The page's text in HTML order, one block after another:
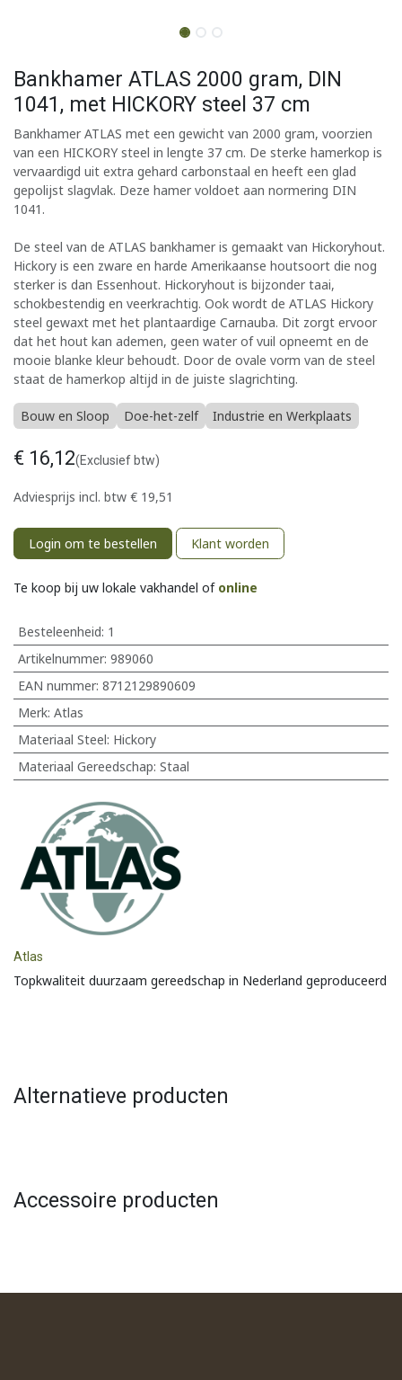
Bankhamer ATLAS 2000 gram, DIN
1041, met HICKORY steel 37 cm
Bankhamer ATLAS met een gewicht van 2000 gram, voorzien
van een HICKORY steel in lengte 37 cm. De sterke hamerkop is
vervaardigd uit extra gehard carbonstaal en heeft een glad
gepolijst slagvlak. Deze hamer voldoet aan normering DIN
1041.
De steel van de ATLAS bankhamer is gemaakt van Hickoryhout.
Hickory is een zware en harde Amerikaanse houtsoort die nog
sterker is dan Essenhout. Hickoryhout is bijzonder taai,
schokbestendig en veerkrachtig. Ook wordt de ATLAS Hickory
steel gewaxt met het plantaardige Carnauba. Dit zorgt ervoor
dat het hout kan ademen, geen water of vuil opneemt en de
mooie blanke kleur behoudt. Door de ovale vorm van de steel
staat de hamerkop altijd in de juiste slagrichting.
Bouw en Sloop Doe-het-zelf Industrie en Werkplaats
€ 16,12(Exclusief btw)
Adviesprijs incl. btw € 19,51
Login om te bestellen Klant worden
Te koop bij uw lokale vakhandel of online
Besteleenheid: 1
Artikelnummer: 989060
EAN nummer: 8712129890609
Merk: Atlas
Materiaal Steel: Hickory
Materiaal Gereedschap: Staal
Atlas
Topkwaliteit duurzaam gereedschap in Nederland geproduceerd
Alternatieve producten
Accessoire producten